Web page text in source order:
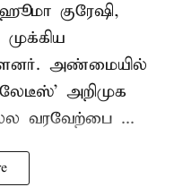
குரேஷி,
அண்மையில்
அறிமுக
வரவேற்பை ...